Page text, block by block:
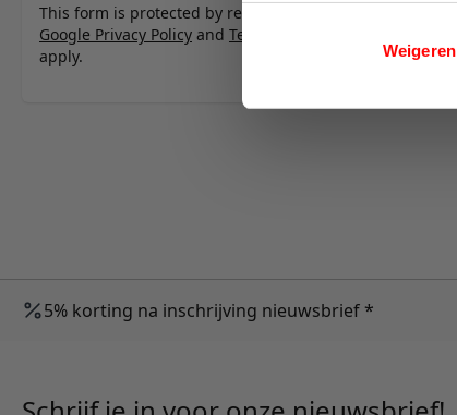
Weigeren
This form is protected by reCAPTCHA - the
Google Privacy Policy and Terms of Service
apply.
5% korting na inschrijving nieuwsbrief *